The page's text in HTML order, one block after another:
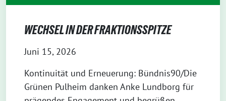
WECHSEL IN DER FRAKTIONSSPITZE
Juni 15, 2026
Kontinuität und Erneuerung: Bündnis90/Die
Grünen Pulheim danken Anke Lundborg für